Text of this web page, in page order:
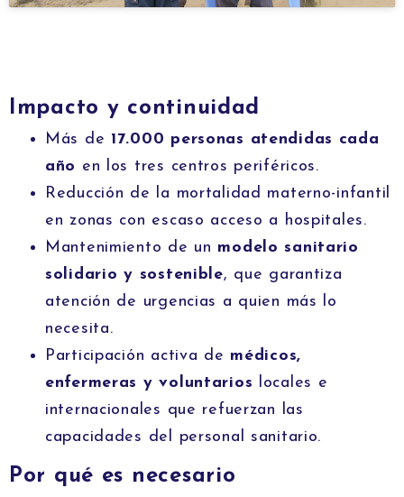
Impacto y continuidad
Más de 17.000 personas atendidas cada
año en los tres centros periféricos.
Reducción de la mortalidad materno-infantil
en zonas con escaso acceso a hospitales.
Mantenimiento de un modelo sanitario
solidario y sostenible, que garantiza
atención de urgencias a quien más lo
necesita.
Participación activa de médicos,
enfermeras y voluntarios locales e
internacionales que refuerzan las
capacidades del personal sanitario.
Por qué es necesario